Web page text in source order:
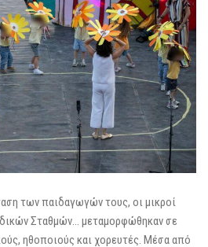
των παιδαγωγών τους, οι μικροί
Σταθμών… μεταμορφώθηκαν σε
ηθοποιούς και χορευτές. Μέσα από